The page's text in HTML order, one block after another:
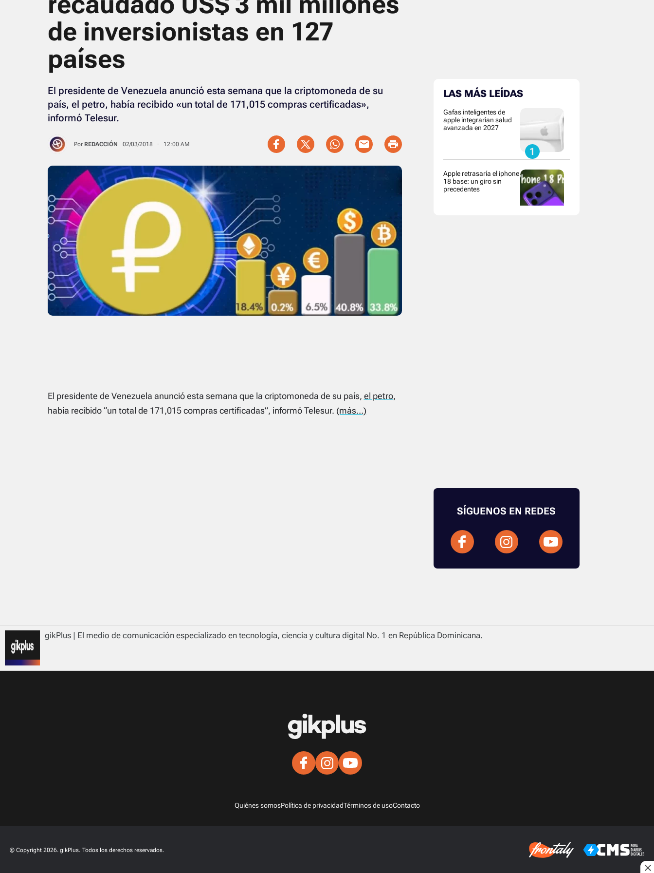
de inversionistas en 127
países
El presidente de Venezuela anunció esta semana que la criptomoneda de su
país, el petro, había recibido «un total de 171,015 compras certificadas»,
informó Telesur.
Por REDACCIÓN 02/03/2018 · 12:00 AM
El presidente de Venezuela anunció esta semana que la criptomoneda de su país, el petro,
había recibido “un total de 171,015 compras certificadas”, informó Telesur. (más…)
LAS MÁS LEÍDAS
Gafas inteligentes de
apple integrarían salud
avanzada en 2027
Apple retrasaría el iphone
18 base: un giro sin
precedentes
SÍGUENOS EN REDES
gikPlus | El medio de comunicación especializado en tecnología, ciencia y cultura digital No. 1 en República Dominicana.
Quiénes somosPolítica de privacidadTérminos de usoContacto
© Copyright 2026. gikPlus. Todos los derechos reservados.